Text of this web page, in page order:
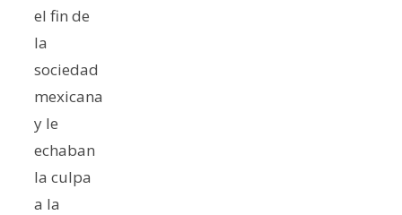
el fin de
la
sociedad
mexicana
y le
echaban
la culpa
a la